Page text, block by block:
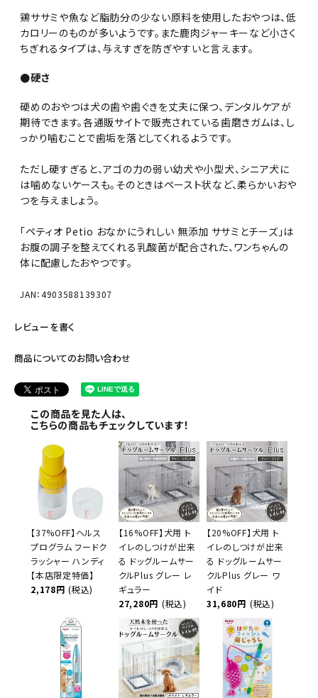
鶏ササミや魚など脂肪分の少ない原料を使用したおやつは、低
カロリーのものが多いようです。また鹿肉ジャーキーなど小さく
ちぎれるタイプは、与えすぎを防ぎやすいと言えます。
●硬さ
硬めのおやつは犬の歯や歯ぐきを丈夫に保つ、デンタルケアが
期待できます。各通販サイトで販売されている歯磨きガムは、し
っかり噛むことで歯垢を落としてくれるようです。
ただし硬すぎると、アゴの力の弱い幼犬や小型犬、シニア犬に
は噛めないケースも。そのときはペースト状など、柔らかいおや
つを与えましょう。
「ペティオ Petio おなかにうれしい 無添加 ササミとチーズ」は
お腹の調子を整えてくれる乳酸菌が配合された、ワンちゃんの
体に配慮したおやつです。
JAN：4903588139307
レビューを書く
商品についてのお問い合わせ
この商品を見た人は、
こちらの商品もチェックしています！
【37%OFF】ヘルス
プログラム フードク
ラッシャー ハンディ
【本店限定特価】
2,178円 (税込)
【16%OFF】犬用 ト
イレのしつけが出来
る ドッグルームサー
クルPlus グレー レ
ギュラー
27,280円 (税込)
【20%OFF】犬用 ト
イレのしつけが出来
る ドッグルームサー
クルPlus グレー ワ
イド
31,680円 (税込)